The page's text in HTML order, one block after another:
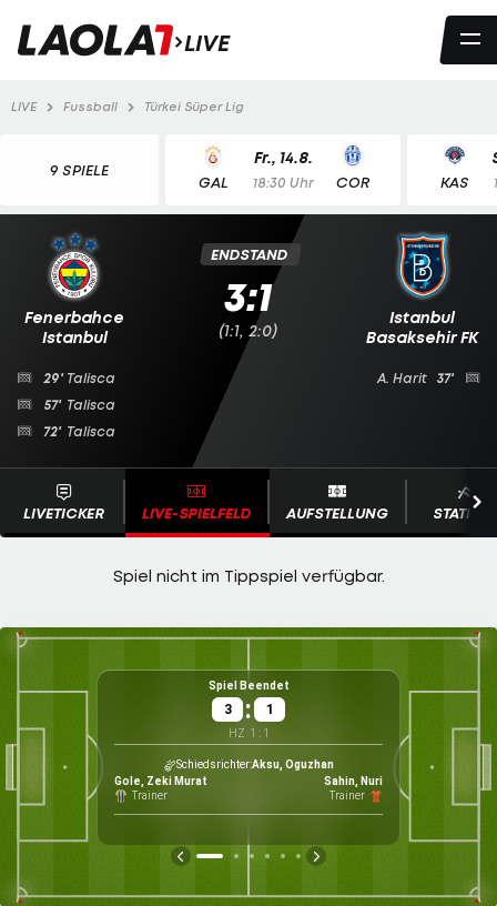
LIVE
LIVE Fussball Türkei Süper Lig
9 SPIELE
GAL COR
Fr., 14.8.
18:30 Uhr KAS
Fenerbahce
Istanbul
Istanbul
Basaksehir FK
ENDSTAND
3:1
(1:1, 2:0)
29' Talisca
57' Talisca
72' Talisca
A. Harit 37'
LIVETICKER LIVE-SPIELFELD AUFSTELLUNG
Spiel Beendet
3 : 1
HZ 1 : 1
Aksu, Oguzhan
Schiedsrichter
Gole, Zeki Murat
Trainer
Sahin, Nuri
Trainer